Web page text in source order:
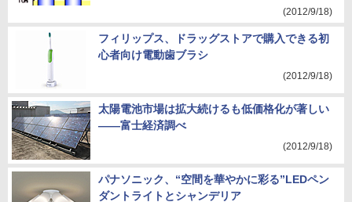
(2012/9/18)
フィリップス、ドラッグストアで購入できる初
心者向け電動歯ブラシ
(2012/9/18)
太陽電池市場は拡大続けるも低価格化が著しい
――富士経済調べ
(2012/9/18)
パナソニック、“空間を華やかに彩る”LEDペン
ダントライトとシャンデリア